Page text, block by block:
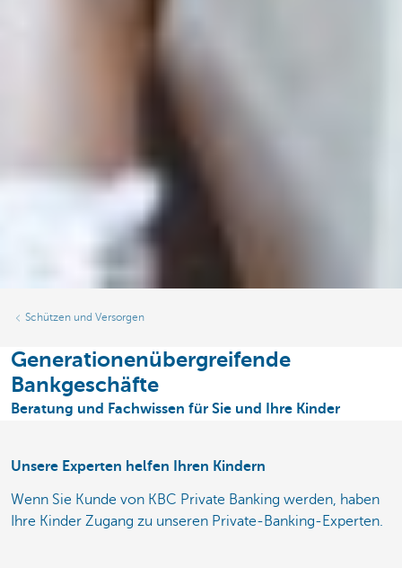
Schützen und Versorgen
Generationenübergreifende
Bankgeschäfte
Beratung und Fachwissen für Sie und Ihre Kinder
Unsere Experten helfen Ihren Kindern
Wenn Sie Kunde von KBC Private Banking werden, haben
Ihre Kinder Zugang zu unseren Private-Banking-Experten.